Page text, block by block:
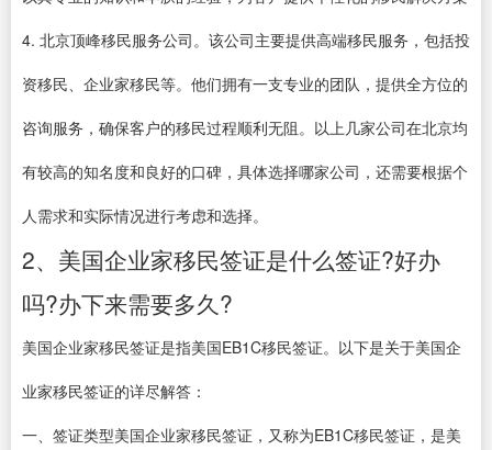
4. 北京顶峰移民服务公司。该公司主要提供高端移民服务，包括投
资移民、企业家移民等。他们拥有一支专业的团队，提供全方位的
咨询服务，确保客户的移民过程顺利无阻。以上几家公司在北京均
有较高的知名度和良好的口碑，具体选择哪家公司，还需要根据个
人需求和实际情况进行考虑和选择。
2、美国企业家移民签证是什么签证?好办
吗?办下来需要多久?
美国企业家移民签证是指美国EB1C移民签证。以下是关于美国企
业家移民签证的详尽解答：
一、签证类型美国企业家移民签证，又称为EB1C移民签证，是美